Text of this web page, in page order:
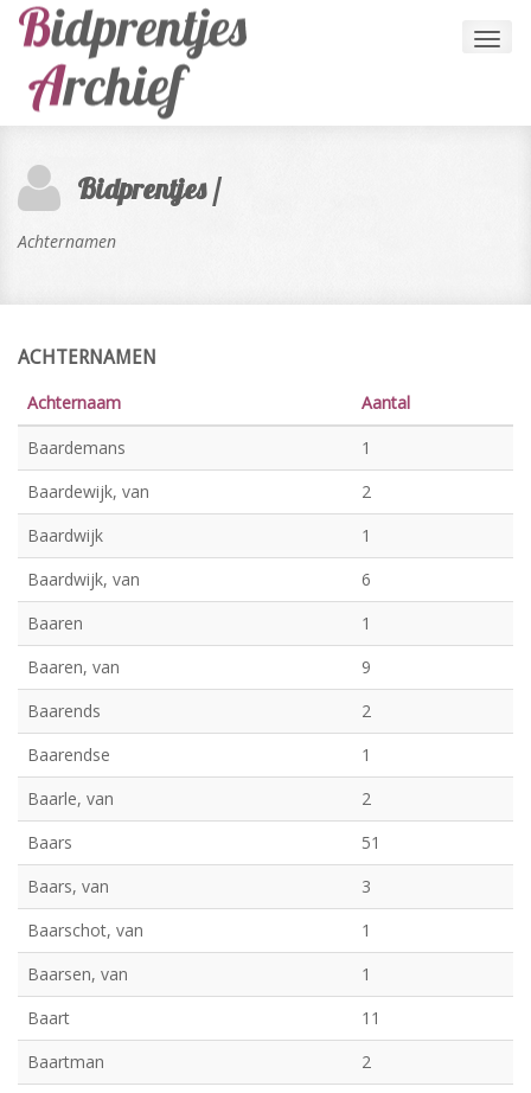
Bidprentjes /
Achternamen
ACHTERNAMEN
Achternaam
Aantal
Baardemans
1
Baardewijk, van
2
Baardwijk
1
Baardwijk, van
6
Baaren
1
Baaren, van
9
Baarends
2
Baarendse
1
Baarle, van
2
Baars
51
Baars, van
3
Baarschot, van
1
Baarsen, van
1
Baart
11
Baartman
2